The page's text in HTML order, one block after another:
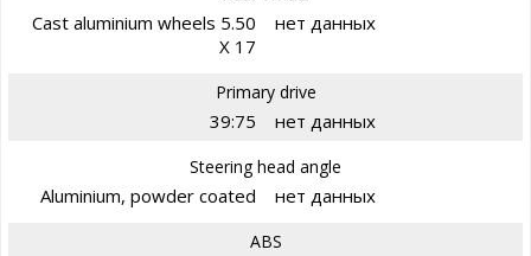
Cast aluminium wheels 5.50
X 17
нет данных
Primary drive
39:75 нет данных
Steering head angle
Aluminium, powder coated нет данных
ABS